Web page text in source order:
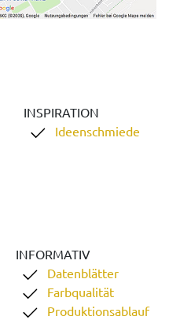
INSPIRATION
Ideenschmiede
INFORMATIV
Datenblätter
Farbqualität
Produktionsablauf